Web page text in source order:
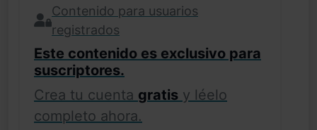
Contenido para usuarios
registrados
Este contenido es exclusivo para
suscriptores.
Crea tu cuenta gratis y léelo
completo ahora.